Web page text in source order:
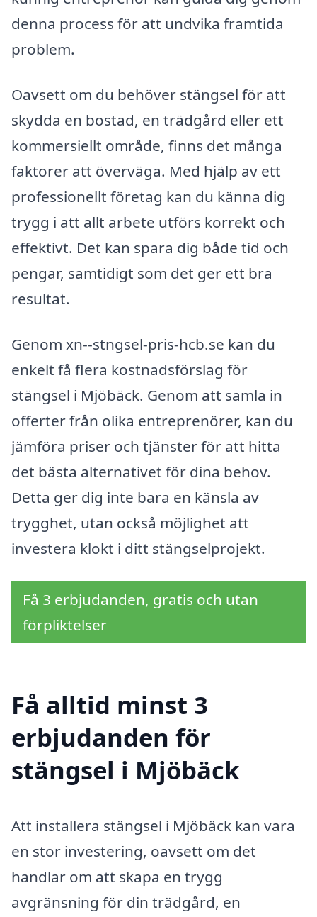
denna process för att undvika framtida
problem.
Oavsett om du behöver stängsel för att
skydda en bostad, en trädgård eller ett
kommersiellt område, finns det många
faktorer att överväga. Med hjälp av ett
professionellt företag kan du känna dig
trygg i att allt arbete utförs korrekt och
effektivt. Det kan spara dig både tid och
pengar, samtidigt som det ger ett bra
resultat.
Genom xn--stngsel-pris-hcb.se kan du
enkelt få flera kostnadsförslag för
stängsel i Mjöbäck. Genom att samla in
offerter från olika entreprenörer, kan du
jämföra priser och tjänster för att hitta
det bästa alternativet för dina behov.
Detta ger dig inte bara en känsla av
trygghet, utan också möjlighet att
investera klokt i ditt stängselprojekt.
Få 3 erbjudanden, gratis och utan
förpliktelser
Få alltid minst 3
erbjudanden för
stängsel i Mjöbäck
Att installera stängsel i Mjöbäck kan vara
en stor investering, oavsett om det
handlar om att skapa en trygg
avgränsning för din trädgård, en